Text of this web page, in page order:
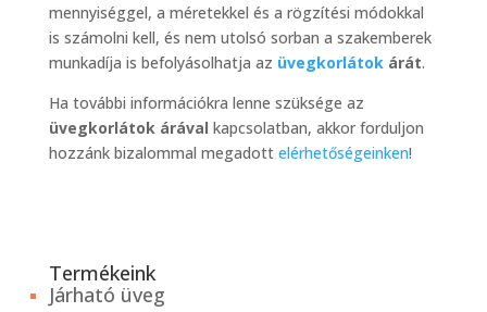
mennyiséggel, a méretekkel és a rögzítési módokkal
is számolni kell, és nem utolsó sorban a szakemberek
munkadíja is befolyásolhatja az üvegkorlátokárát.
Ha további információkra lenne szüksége az
üvegkorlátok árával kapcsolatban, akkor forduljon
hozzánk bizalommal megadott elérhetőségeinken!
Termékeink
Járható üveg